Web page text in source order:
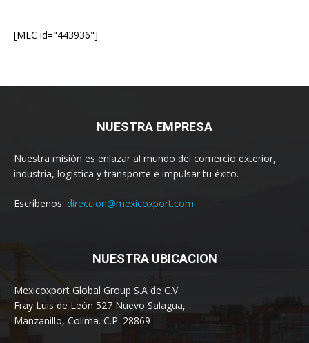
[MEC id="443936"]
NUESTRA EMPRESA
Nuestra misión es enlazar al mundo del comercio exterior,
industria, logística y transporte e impulsar tu éxito.
Escríbenos: direccion@mexicoxport.com
NUESTRA UBICACION
Mexicoxport Global Group S.A de C.V
Fray Luis de León 527 Nuevo Salagua,
Manzanillo, Colima. C.P. 28869